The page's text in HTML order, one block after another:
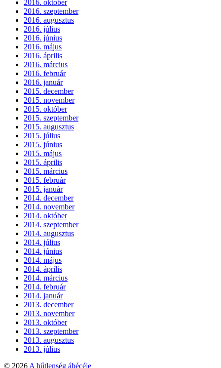
2016. október
2016. szeptember
2016. augusztus
2016. július
2016. június
2016. május
2016. április
2016. március
2016. február
2016. január
2015. december
2015. november
2015. október
2015. szeptember
2015. augusztus
2015. július
2015. június
2015. május
2015. április
2015. március
2015. február
2015. január
2014. december
2014. november
2014. október
2014. szeptember
2014. augusztus
2014. július
2014. június
2014. május
2014. április
2014. március
2014. február
2014. január
2013. december
2013. november
2013. október
2013. szeptember
2013. augusztus
2013. július
© 2026 A hűtlenség ábécéje